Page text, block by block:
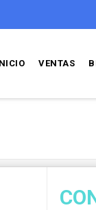
VENTAS